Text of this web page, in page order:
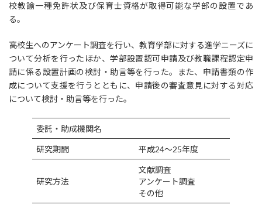
校教諭一種免許状及び保育士資格が取得可能な学部の設置であ
る。
高校生へのアンケート調査を行い、教育学部に対する進学ニーズに
ついて分析を行ったほか、学部設置認可申請及び教職課程認定申
請に係る設置計画の検討・助言等を行った。また、申請書類の作
成について支援を行うとともに、申請後の審査意見に対する対応
について検討・助言等を行った。
委託・助成機関名
研究期間 平成24～25年度
研究方法
文献調査
アンケート調査
その他